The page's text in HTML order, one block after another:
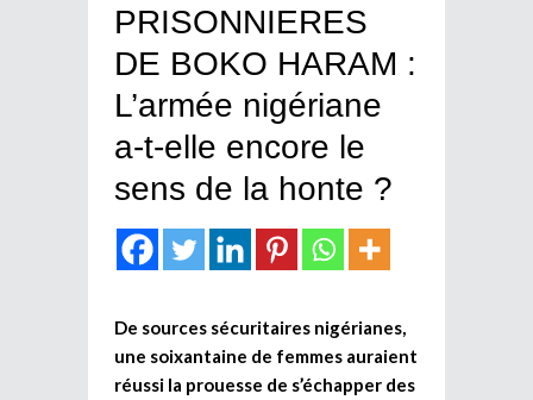
PRISONNIERES
DE BOKO HARAM :
L’armée nigériane
a-t-elle encore le
sens de la honte ?
De sources sécuritaires nigérianes,
une soixantaine de femmes auraient
réussi la prouesse de s’échapper des